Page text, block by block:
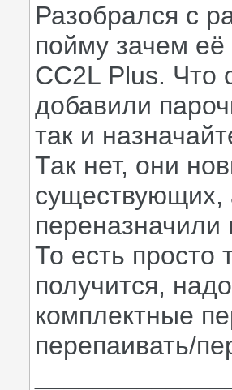
Разобрался с
пойму зачем
СС2L Plus. Что
добавили
так и
Так нет, они
существующих,
То есть просто
получится,
комплектные
перепаивать/